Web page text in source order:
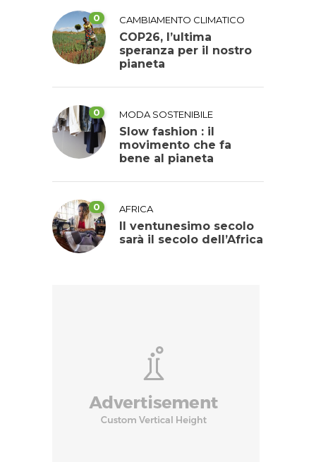
0 CAMBIAMENTO CLIMATICO
COP26, l’ultima
speranza per il nostro
pianeta
0 MODA SOSTENIBILE
Slow fashion : il
movimento che fa
bene al pianeta
0 AFRICA
Il ventunesimo secolo
sarà il secolo dell’Africa